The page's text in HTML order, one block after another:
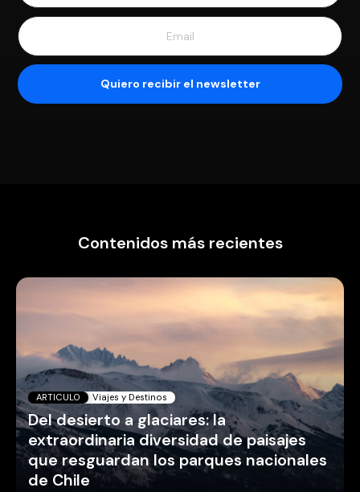
Contenidos más recientes
ARTICULO Viajes y Destinos
Del desierto a glaciares: la
extraordinaria diversidad de paisajes
que resguardan los parques nacionales
de Chile